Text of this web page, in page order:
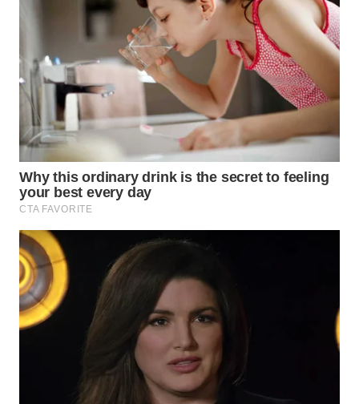
WN
SEMARANG
WN
SOLO
WN
BOROBUDUR
WN
MADURA
WN